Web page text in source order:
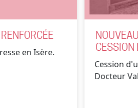
en Isère.
CESSION
Cession
Docteur